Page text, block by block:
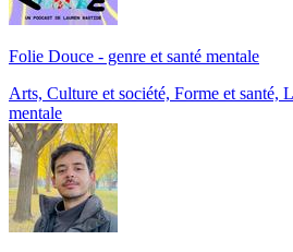
Folie Douce - genre et santé mentale
Arts, Culture et société, Forme et santé,
mentale